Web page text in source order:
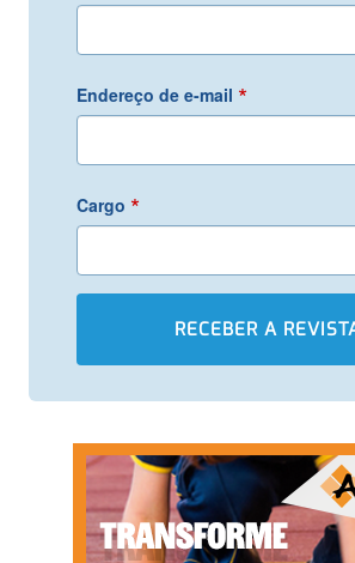
Endereço de e-mail *
Cargo *